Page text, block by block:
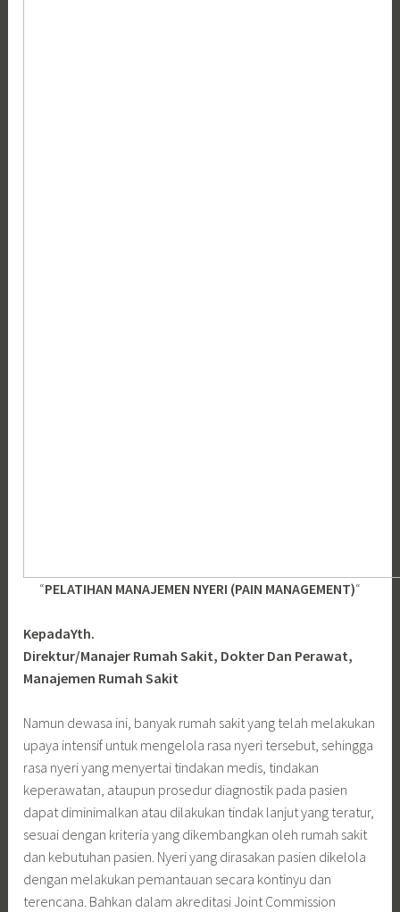
“PELATIHAN MANAJEMEN NYERI (PAIN MANAGEMENT)“
KepadaYth.
Direktur/Manajer Rumah Sakit, Dokter Dan Perawat,
Manajemen Rumah Sakit
Namun dewasa ini, banyak rumah sakit yang telah melakukan
upaya intensif untuk mengelola rasa nyeri tersebut, sehingga
rasa nyeri yang menyertai tindakan medis, tindakan
keperawatan, ataupun prosedur diagnostik pada pasien
dapat diminimalkan atau dilakukan tindak lanjut yang teratur,
sesuai dengan kriteria yang dikembangkan oleh rumah sakit
dan kebutuhan pasien. Nyeri yang dirasakan pasien dikelola
dengan melakukan pemantauan secara kontinyu dan
terencana. Bahkan dalam akreditasi Joint Commission